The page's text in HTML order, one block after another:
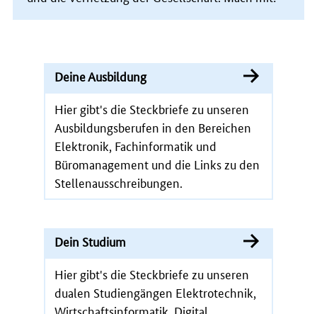
Deine Ausbildung
Hier gibt's die Steckbriefe zu unseren
Ausbildungsberufen in den Bereichen
Elektronik, Fachinformatik und
Büromanagement und die Links zu den
Stellenausschreibungen.
Dein Studium
Hier gibt's die Steckbriefe zu unseren
dualen Studiengängen Elektrotechnik,
Wirtschaftsinformatik, Digital